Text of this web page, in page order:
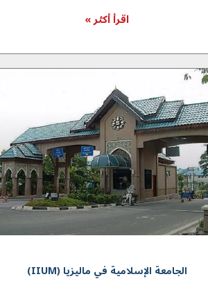
اقرأ أكثر »
الجامعة الإسلامية في ماليزيا (IIUM)